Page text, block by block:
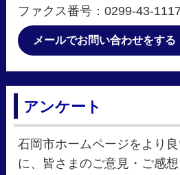
ファクス番号：0299-43-1117
メールでお問い合わせをする
アンケート
石岡市ホームページをより
に、皆さまのご意見・ご感